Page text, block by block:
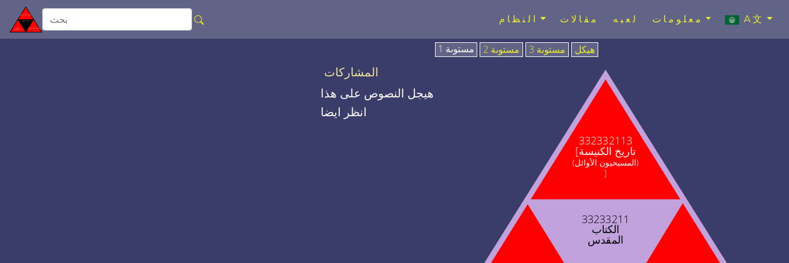
النظام مقالات لعبه معلومات A文
مستوىة 1 مستوىة 2 مستوىة 3 هيكل
33233211
الكتاب
المقدس
332332113
[تاريخ الكنيسة
(المسيحيون الأوائل)
]
المشاركات
هيجل النصوص على هذا
انظر ايضا